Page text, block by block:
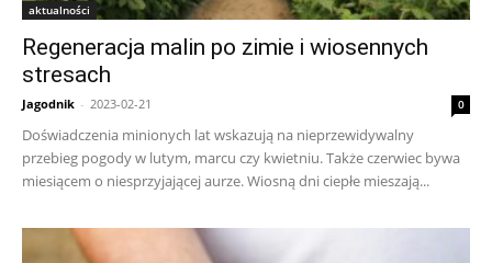
aktualności
Regeneracja malin po zimie i wiosennych
stresach
Jagodnik - 2023-02-21 0
Doświadczenia minionych lat wskazują na nieprzewidywalny
przebieg pogody w lutym, marcu czy kwietniu. Także czerwiec bywa
miesiącem o niesprzyjającej aurze. Wiosną dni ciepłe mieszają...